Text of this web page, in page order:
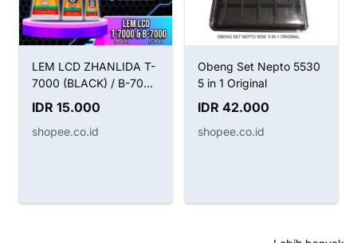
LEM LCD ZHANLIDA T-
7000 (BLACK) / B-7000
(CLEAR) / LEM T7000
HITAM B7000 BENING
IDR 15.000
shopee.co.id
Obeng Set Nepto 5530
5 in 1 Original
IDR 42.000
shopee.co.id